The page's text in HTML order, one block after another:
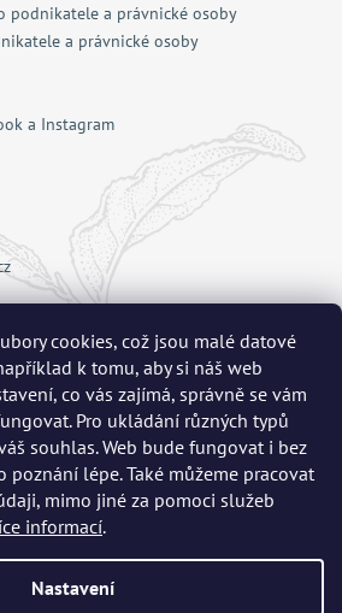
cookies, což jsou malé datové
k tomu, aby si náš web
co vás zajímá, správně se vám
Pro ukládání různých typů
souhlas. Web bude fungovat i bez
poznání lépe. Také můžeme pracovat
mimo jiné za pomoci služeb
informací.
Nastavení
podnikatele a právnické osoby
a právnické osoby
a Instagram
platby
of Chelsea. Všechna práva vyhrazena.